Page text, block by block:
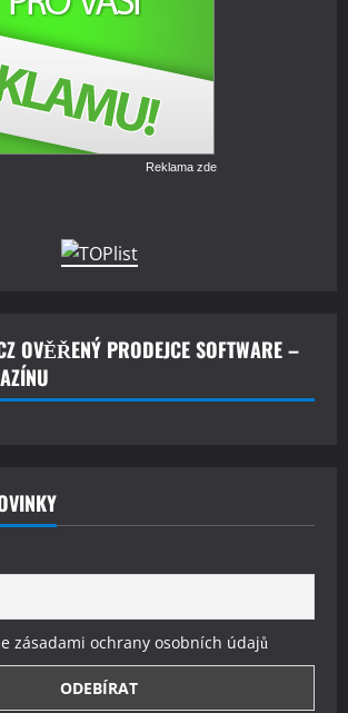
Reklama zde
OVĚŘENÝ PRODEJCE SOFTWARE –
zásadami ochrany osobních údajů